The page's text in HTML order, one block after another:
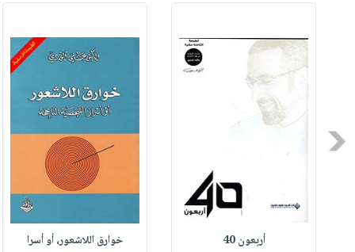
Previous
أربعون 40
خوارق اللاشعور، أو أسرا